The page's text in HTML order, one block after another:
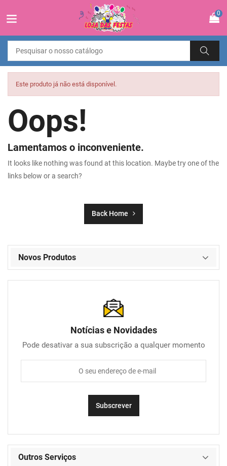
0
Este produto já não está disponível.
Oops!
Lamentamos o inconveniente.
It looks like nothing was found at this location. Maybe try one of the
links below or a search?
Back Home
Novos Produtos
Notícias e Novidades
Pode desativar a sua subscrição a qualquer momento
Outros Serviços